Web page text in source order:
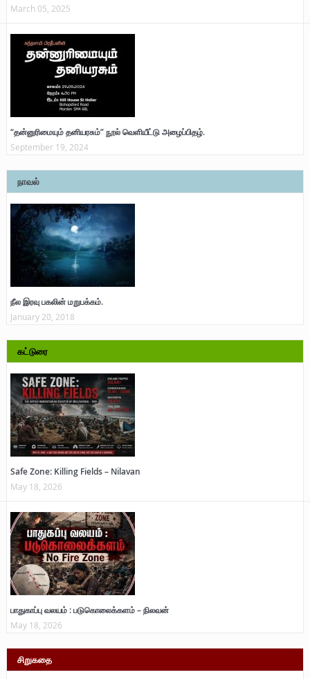
March 05, 2025
“தன்னுரிமையும் தனியரசும்” நூல் வெளியீட்டு அழைப்பிதழ்.
September 19, 2024
நாவல்
நீல இரவு பகலின் மறுபக்கம்.
January 20, 2018
கட்டுரை
Safe Zone: Killing Fields – Nilavan
May 18, 2026
பாதுகாப்பு வலயம் : படுகொலைக்களம் – நிலவன்
May 18, 2026
சிறுகதை